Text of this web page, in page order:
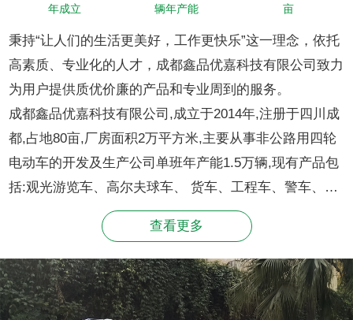
年成立 辆年产能 亩
秉持“让人们的生活更美好，工作更快乐”这一理念，依托
高素质、专业化的人才，成都鑫品优嘉科技有限公司致力
为用户提供质优价廉的产品和专业周到的服务。
成都鑫品优嘉科技有限公司,成立于2014年,注册于四川成
都,占地80亩,厂房面积2万平方米,主要从事非公路用四轮
电动车的开发及生产公司单班年产能1.5万辆,现有产品包
括:观光游览车、高尔夫球车、 货车、工程车、警车、消
防车、环卫车灯。连续多年国内销量、排名同行业领先。
查看更多